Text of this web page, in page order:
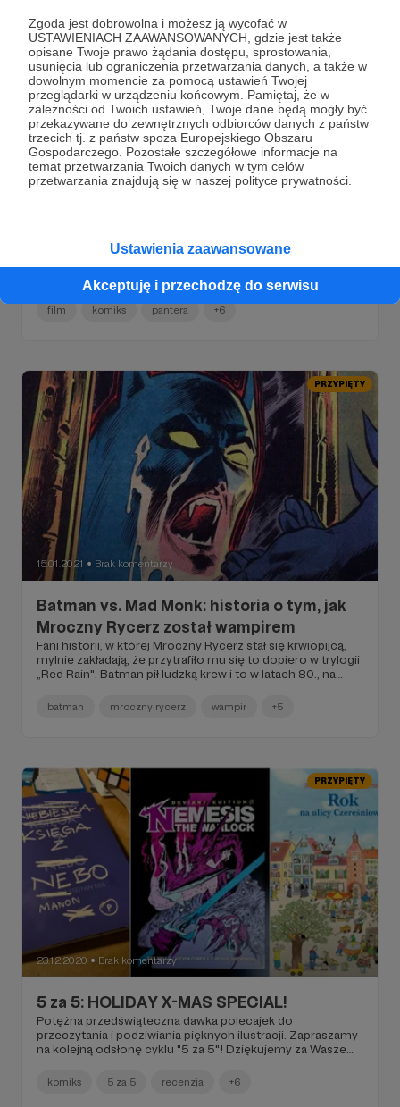
Zgoda jest dobrowolna i możesz ją wycofać w
USTAWIENIACH ZAAWANSOWANYCH, gdzie jest także
opisane Twoje prawo żądania dostępu, sprostowania,
usunięcia lub ograniczenia przetwarzania danych, a także w
dowolnym momencie za pomocą ustawień Twojej
przeglądarki w urządzeniu końcowym. Pamiętaj, że w
zależności od Twoich ustawień, Twoje dane będą mogły być
przekazywane do zewnętrznych odbiorców danych z państw
trzecich tj. z państw spoza Europejskiego Obszaru
Gospodarczego. Pozostałe szczegółowe informacje na
temat przetwarzania Twoich danych w tym celów
przetwarzania znajdują się w naszej polityce prywatności.
Ustawienia zaawansowane
Akceptuję i przechodzę do serwisu
24.01.2021 Brak komentarzy
Komiks, film, a nawet wywiad z Jackiem Kirby'im! No to
wsparcie <3
film komiks pantera +6
PRZYPIĘTY
15.01.2021 ● Brak komentarzy
Batman vs. Mad Monk: historia o tym, jak
Mroczny Rycerz został wampirem
Fani historii, w której Mroczny Rycerz stał się krwiopijcą,
mylnie zakładają, że przytrafiło mu się to dopiero w trylogii
„Red Rain". Batman pił ludzką krew i to w latach 80., na
batman mroczny rycerz wampir +5
PRZYPIĘTY
23.12.2020 ● Brak komentarzy
5 za 5: HOLIDAY X-MAS SPECIAL!
Potężna przedświąteczna dawka polecajek do
przeczytania i podziwiania pięknych ilustracji. Zapraszamy
na kolejną odsłonę cyklu "5 za 5"! Dziękujemy za Wasze
komiks 5 za 5 recenzja +6